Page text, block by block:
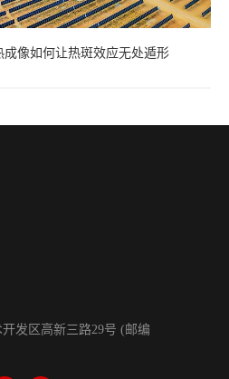
成像如何让热斑效应无处遁形
发区高新三路29号 (邮编